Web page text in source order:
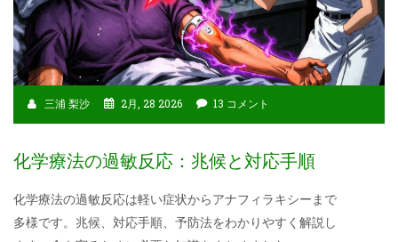
三浦 梨沙 2月, 28 2026 13 コメント
化学療法の過敏反応：兆候と対応手順
化学療法の過敏反応は軽い症状からアナフィラキシーまで
多様です。兆候、対応手順、予防法をわかりやすく解説し